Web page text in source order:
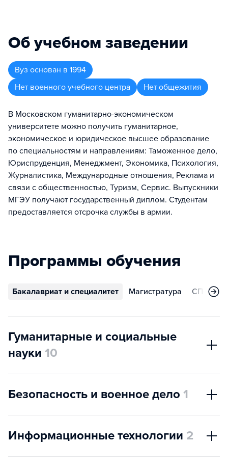
Об учебном заведении
Вуз основан в 1994
Нет военного учебного центра
Нет общежития
В Московском гуманитарно-экономическом
университете можно получить гуманитарное,
экономическое и юридическое высшее образование
по специальностям и направлениям: Таможенное дело,
Юриспруденция, Менеджмент, Экономика, Психология,
Журналистика, Международные отношения, Реклама и
связи с общественностью, Туризм, Сервис. Выпускники
МГЭУ получают государственный диплом. Студентам
предоставляется отсрочка службы в армии.
Программы обучения
Бакалавриат и специалитет Магистратура СПО
Гуманитарные и социальные
науки 10
Безопасность и военное дело 1
Информационные технологии 2